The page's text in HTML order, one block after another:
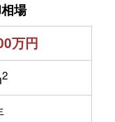
場
万円
2